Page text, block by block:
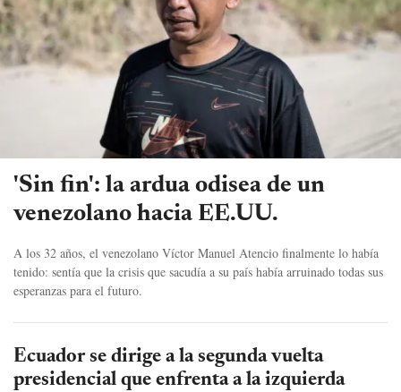
'Sin fin': la ardua odisea de un
venezolano hacia EE.UU.
A los 32 años, el venezolano Víctor Manuel Atencio finalmente lo había
tenido: sentía que la crisis que sacudía a su país había arruinado todas sus
esperanzas para el futuro.
Ecuador se dirige a la segunda vuelta
presidencial que enfrenta a la izquierda